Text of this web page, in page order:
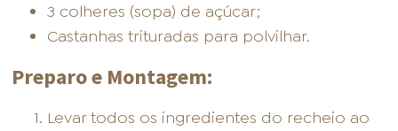
3 colheres (sopa) de açúcar;
Castanhas trituradas para polvilhar.
Preparo e Montagem:
Levar todos os ingredientes do recheio ao